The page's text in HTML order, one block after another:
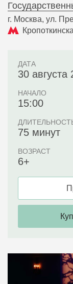
г. Москва, ул.
ДАТА
30 августа
НАЧАЛО
15:00
75 минут
ВОЗРАСТ
6+